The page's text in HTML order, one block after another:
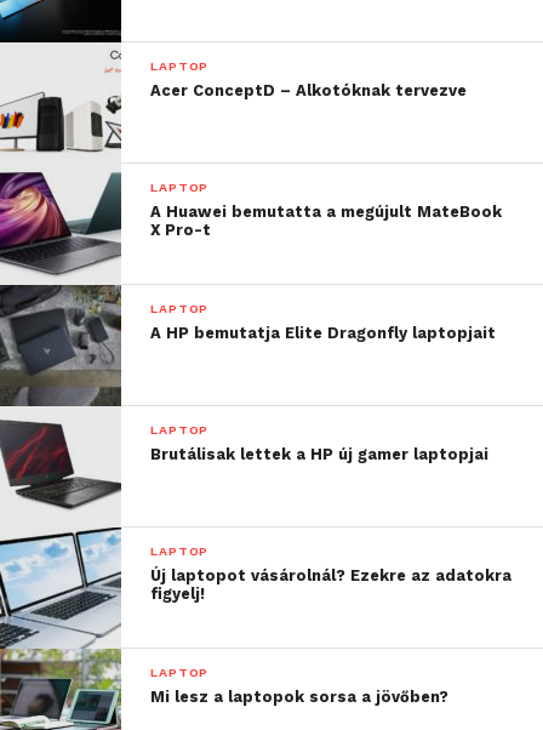
LAPTOP
Acer ConceptD – Alkotóknak tervezve
LAPTOP
A Huawei bemutatta a megújult MateBook
X Pro-t
LAPTOP
A HP bemutatja Elite Dragonfly laptopjait
LAPTOP
Brutálisak lettek a HP új gamer laptopjai
LAPTOP
Új laptopot vásárolnál? Ezekre az adatokra
figyelj!
LAPTOP
Mi lesz a laptopok sorsa a jövőben?